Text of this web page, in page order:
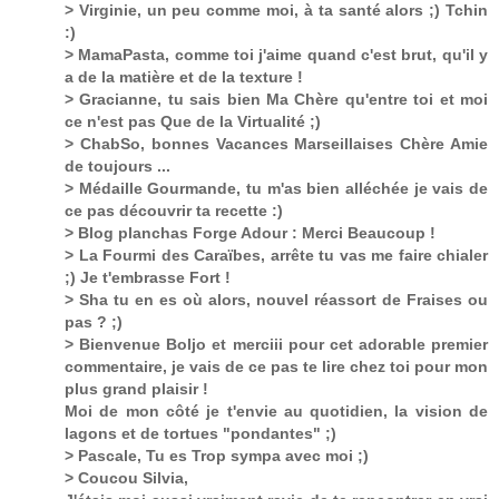
> Virginie, un peu comme moi, à ta santé alors ;) Tchin
:)
> MamaPasta, comme toi j'aime quand c'est brut, qu'il y
a de la matière et de la texture !
> Gracianne, tu sais bien Ma Chère qu'entre toi et moi
ce n'est pas Que de la Virtualité ;)
> ChabSo, bonnes Vacances Marseillaises Chère Amie
de toujours ...
> Médaille Gourmande, tu m'as bien alléchée je vais de
ce pas découvrir ta recette :)
> Blog planchas Forge Adour : Merci Beaucoup !
> La Fourmi des Caraïbes, arrête tu vas me faire chialer
;) Je t'embrasse Fort !
> Sha tu en es où alors, nouvel réassort de Fraises ou
pas ? ;)
> Bienvenue Boljo et merciii pour cet adorable premier
commentaire, je vais de ce pas te lire chez toi pour mon
plus grand plaisir !
Moi de mon côté je t'envie au quotidien, la vision de
lagons et de tortues "pondantes" ;)
> Pascale, Tu es Trop sympa avec moi ;)
> Coucou Silvia,